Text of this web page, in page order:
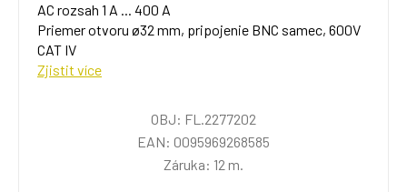
AC rozsah 1 A ... 400 A
Priemer otvoru ø32 mm, pripojenie BNC samec, 600V
CAT IV
Zjistit více
OBJ: FL.2277202
EAN: 0095969268585
Záruka: 12 m.